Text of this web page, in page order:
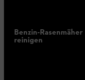
Benzin-Rasenmäher
reinigen